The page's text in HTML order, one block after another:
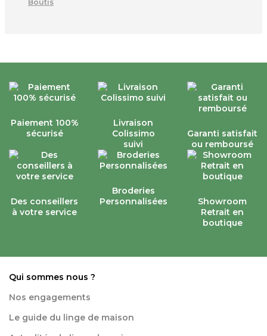
Boutis
Paiement 100%
sécurisé
Livraison
Colissimo
suivi
Garanti satisfait
ou remboursé
Des conseillers
à votre service
Broderies
Personnalisées
Showroom
Retrait en
boutique
Qui sommes nous ?
Nos engagements
Le guide du linge de maison